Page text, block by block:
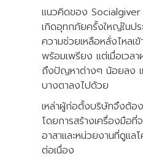
แนวคิดของ Socialgiver
เกิดอุทกภัยครั้งใหญ่ในปร
ความช่วยเหลือหลั่งไหลเ
พร้อมเพรียง แต่เมื่อเวล
ถึงปัญหาต่างๆ น้อยลง แ
บางตาลงไปด้วย
เหล่าผู้ก่อตั้งบริษัทจึงต้อ
โดยการสร้างเครื่องมือที่
อาสาและหน่วยงานที่ดูแล
ต่อเนื่อง